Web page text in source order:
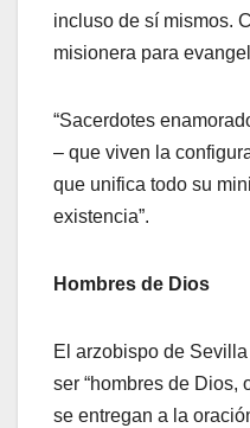
incluso de sí mismos.
misionera para
“Sacerdotes
– que viven la
que unifica todo su
existencia”.
Hombres de Dios
El arzobispo de
ser “hombres de Dios,
se entregan a la